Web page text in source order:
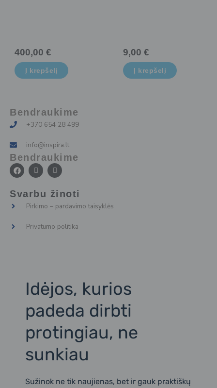
400,00 €
Į krepšelį
9,00 €
Į krepšelį
Bendraukime
+370 654 28 499
info@inspira.lt
Bendraukime
F
a
c
b
I
c
o
n
-
i
n
t
a
I
c
o
n
-
l
k
e
Svarbu žinoti
Pirkimo – pardavimo taisyklės
Privatumo politika
Idėjos, kurios
padeda dirbti
protingiau, ne
sunkiau
Sužinok ne tik naujienas, bet ir gauk praktiškų